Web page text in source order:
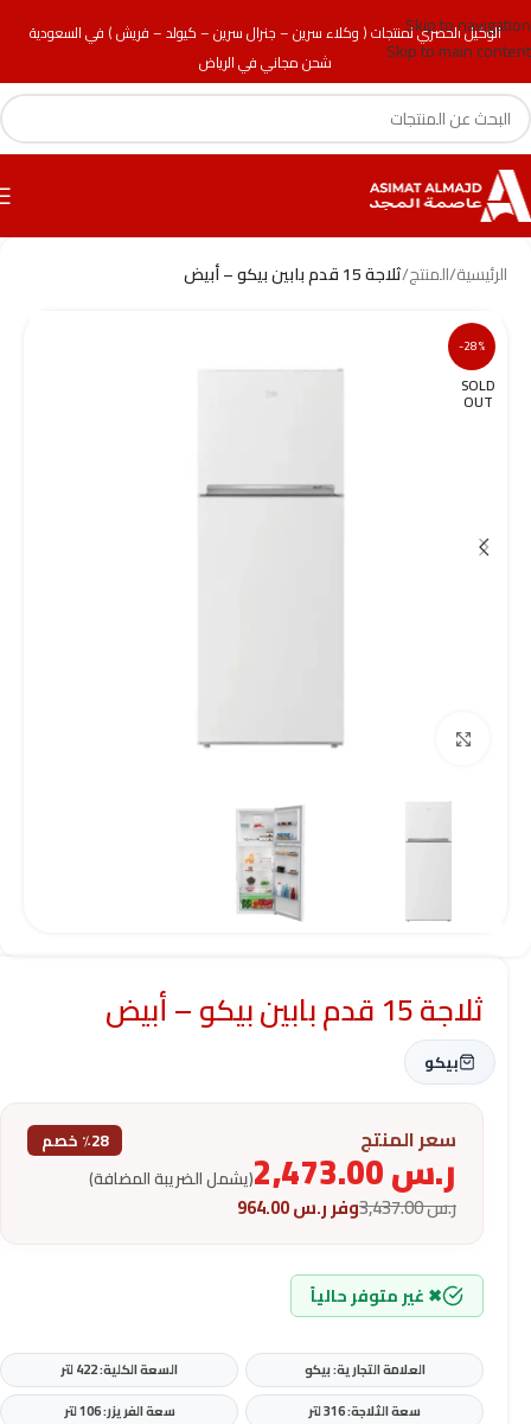
الوكيل الحصري لمنتجات ( وكلاء سرين – جنرال سرين – كيولد – فريش ) في السعودية
شحن مجاني في الرياض
Skip to navigation
Skip to main content
الرئيسية/المنتج/ثلاجة 15 قدم بابين بيكو – أبيض
-28%
SOLD
OUT
Click to enlarge
ثلاجة 15 قدم بابين بيكو – أبيض
بيكو
سعر المنتج ٪28 خصم
ر.س (يشمل الضريبة المضافة)
ر.س3,437.00 وفرر.س
✖ غير متوفر حالياً
العلامة التجارية: بيكو
السعة الكلية: 422 لتر
سعة الثلاجة: 316 لتر
سعة الفريزر: 106 لتر